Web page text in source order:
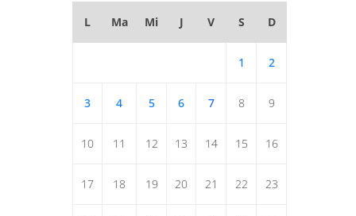
L Ma Mi J V S D
1 2
3 4 5 6 7 8 9
10 11 12 13 14 15 16
17 18 19 20 21 22 23